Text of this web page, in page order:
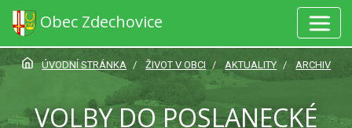
Obec Zdechovice
ÚVODNÍ STRÁNKA ŽIVOT V OBCI AKTUALITY ARCHIV
VOLBY DO POSLANECKÉ